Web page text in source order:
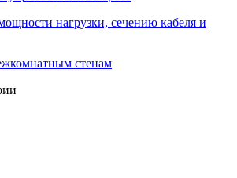
нагрузки, сечению кабеля и
стенам